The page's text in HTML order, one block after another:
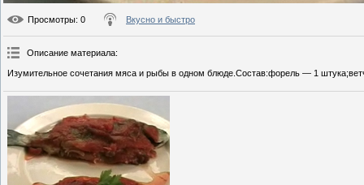
Просмотры: 0 Вкусно и быстро
Описание материала:
Изумительное сочетания мяса и рыбы в одном блюде.Состав:форель — 1